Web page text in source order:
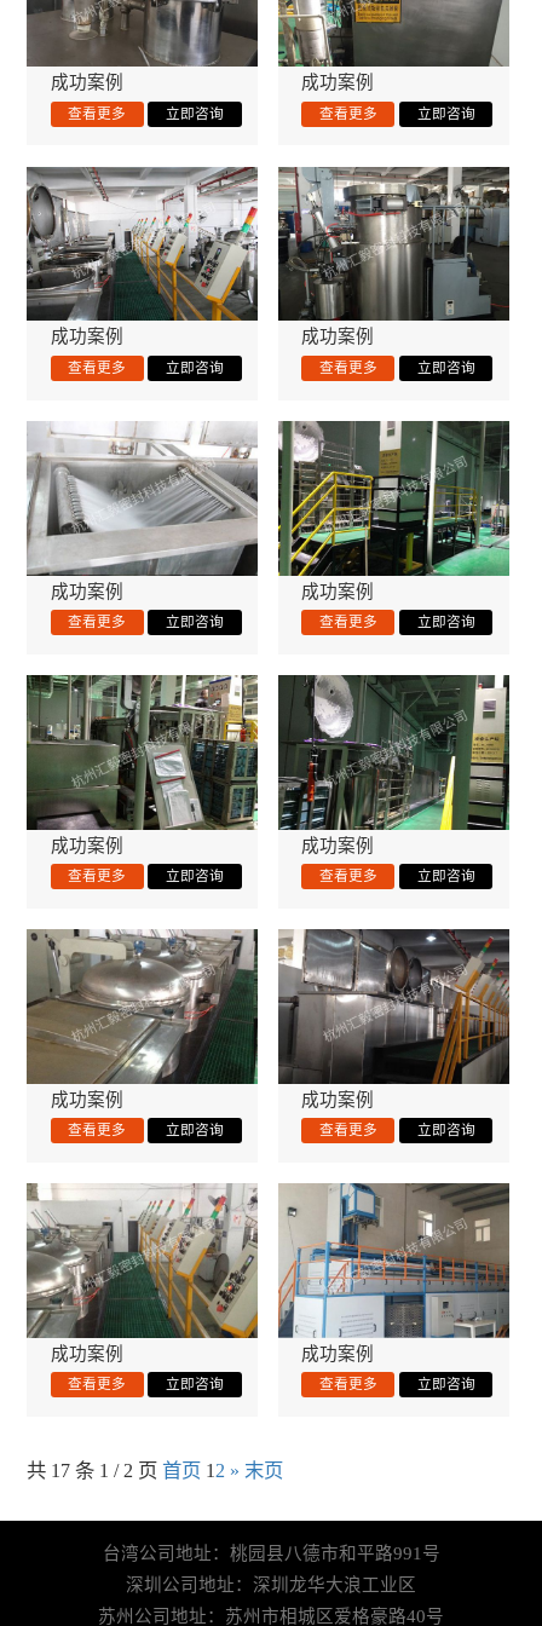
成功案例 成功案例
成功案例 成功案例
成功案例 成功案例
成功案例 成功案例
成功案例 成功案例
成功案例 成功案例
共 17 条 1 / 2 页 首页 12 » 末页
台湾公司地址：桃园县八德市和平路991号
深圳公司地址：深圳龙华大浪工业区
苏州公司地址：苏州市相城区爱格豪路40号